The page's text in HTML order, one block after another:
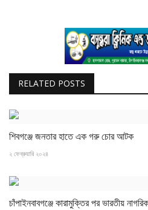
RELATED POSTS
শিবগঞ্জে জনতার হাতে এক গরু চোর আটক
২ ফেব্রুয়ারি ২০২৪
চাঁপাইনবাবগঞ্জে কারামুক্তির পর ভারতীয়